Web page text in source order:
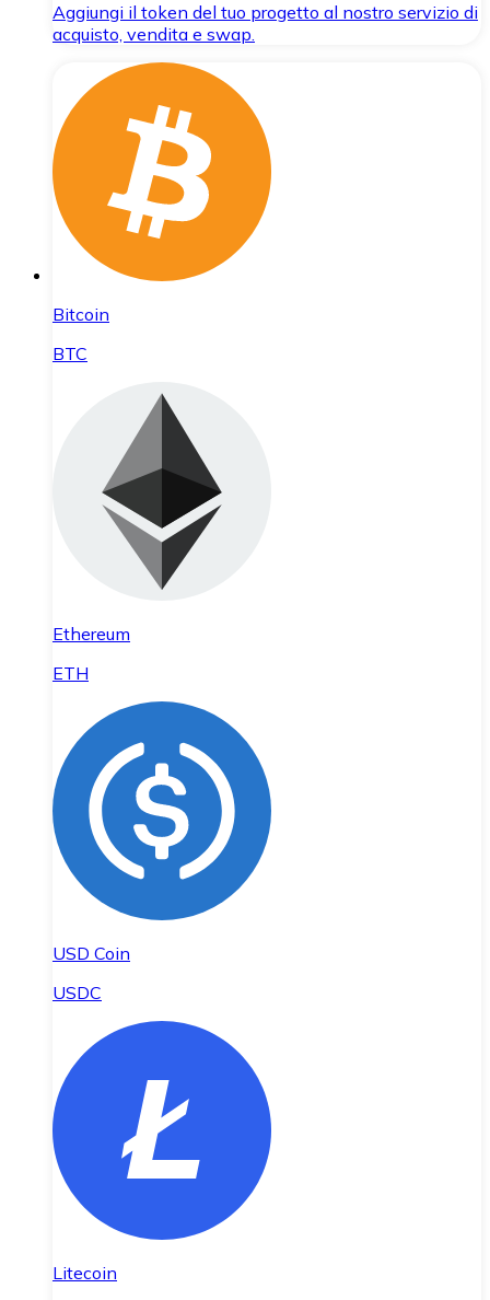
Aggiungi il token del tuo progetto al nostro servizio di
acquisto, vendita e swap.
Bitcoin
BTC
Ethereum
ETH
USD Coin
USDC
Litecoin